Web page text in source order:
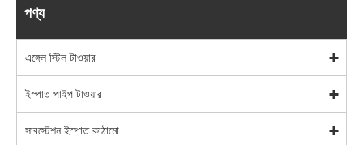
পণ্য
এঙ্গেল স্টিল টাওয়ার
ইস্পাত পাইপ টাওয়ার
সাবস্টেশন ইস্পাত কাঠামো